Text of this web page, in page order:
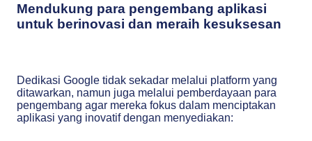
Mendukung para pengembang aplikasi
untuk berinovasi dan meraih kesuksesan
Dedikasi Google tidak sekadar melalui platform yang
ditawarkan, namun juga melalui pemberdayaan para
pengembang agar mereka fokus dalam menciptakan
aplikasi yang inovatif dengan menyediakan: